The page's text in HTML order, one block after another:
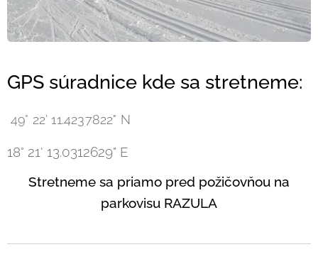
GPS súradnice kde sa stretneme:
49° 22' 11.4237822" N
18° 21' 13.0312629" E
Stretneme sa priamo pred požičovňou na
parkovisu RAZULA